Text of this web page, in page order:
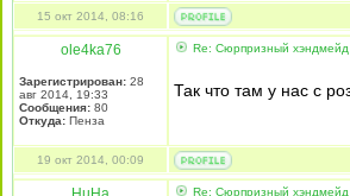
15 окт 2014, 08:16
ole4ka76
Зарегистрирован: 28
авг 2014, 19:33
Сообщения: 80
Откуда: Пенза
Re: Сюрпризный хэндмейд
Так что там у нас с
19 окт 2014, 00:09
Re: Сюрпризный хэндмейд